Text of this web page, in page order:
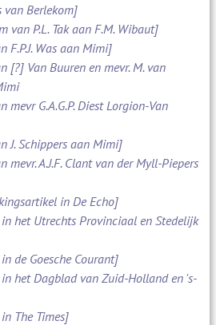
van Berlekom]
van P.L. Tak aan F.M. Wibaut]
F.P.J. Was aan Mimi]
[?] Van Buuren en mevr. M. van
G.A.G.P. Diest Lorgion-Van
J. Schippers aan Mimi]
mevr. A.J.F. Clant van der Myll-Piepers
in De Echo]
het Utrechts Provinciaal en Stedelijk
de Goesche Courant]
het Dagblad van Zuid-Holland en 's-
The Times]